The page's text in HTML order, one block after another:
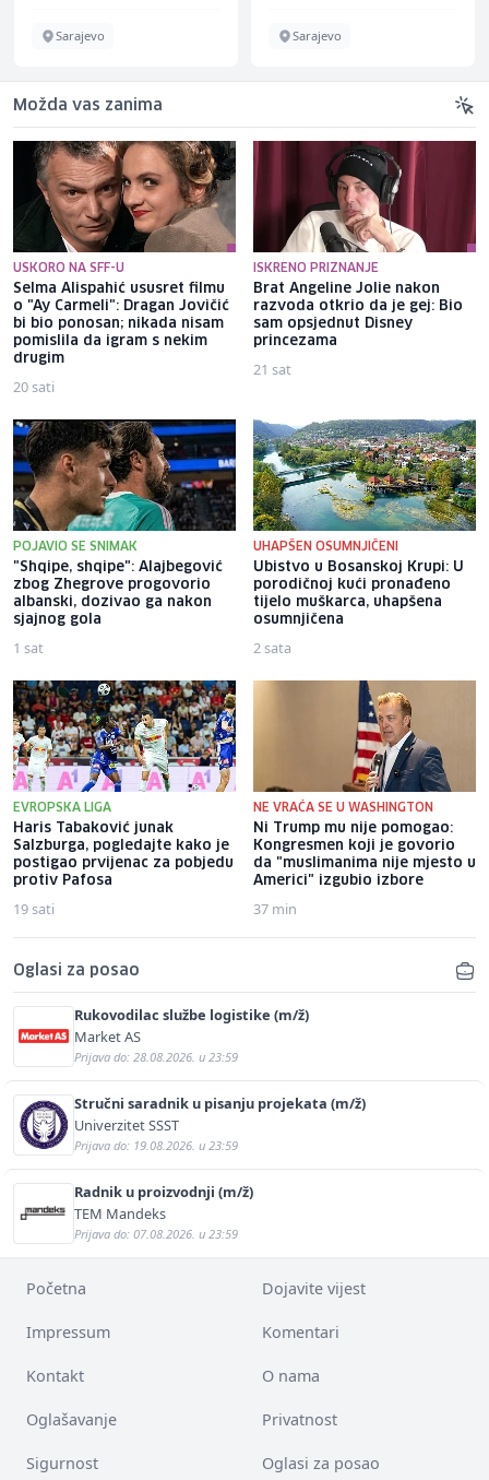
Sarajevo Sarajevo
Možda vas zanima
USKORO NA SFF-U
Selma Alispahić ususret filmu
o "Ay Carmeli": Dragan Jovičić
bi bio ponosan; nikada nisam
pomislila da igram s nekim
drugim
20 sati
ISKRENO PRIZNANJE
Brat Angeline Jolie nakon
razvoda otkrio da je gej: Bio
sam opsjednut Disney
princezama
21 sat
POJAVIO SE SNIMAK
"Shqipe, shqipe": Alajbegović
zbog Zhegrove progovorio
albanski, dozivao ga nakon
sjajnog gola
1 sat
UHAPŠEN OSUMNJIČENI
Ubistvo u Bosanskoj Krupi: U
porodičnoj kući pronađeno
tijelo muškarca, uhapšena
osumnjičena
2 sata
EVROPSKA LIGA
Haris Tabaković junak
Salzburga, pogledajte kako je
postigao prvijenac za pobjedu
protiv Pafosa
19 sati
NE VRAĆA SE U WASHINGTON
Ni Trump mu nije pomogao:
Kongresmen koji je govorio
da "muslimanima nije mjesto u
Americi" izgubio izbore
37 min
Oglasi za posao
Rukovodilac službe logistike (m/ž)
Market AS
Prijava do: 28.08.2026. u 23:59
Stručni saradnik u pisanju projekata (m/ž)
Univerzitet SSST
Prijava do: 19.08.2026. u 23:59
Radnik u proizvodnji (m/ž)
TEM Mandeks
Prijava do: 07.08.2026. u 23:59
Početna Dojavite vijest
Impressum Komentari
Kontakt O nama
Oglašavanje Privatnost
Sigurnost Oglasi za posao